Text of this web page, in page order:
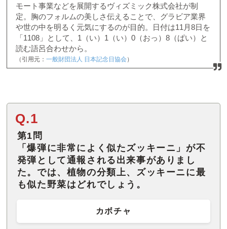
モート事業などを展開するヴィズミック株式会社が制
定。胸のフォルムの美しさ伝えることで、グラビア業界
や世の中を明るく元気にするのが目的。日付は11月8日を
「1108」として、1（い）1（い）0（おっ）8（ぱい）と
読む語呂合わせから。
（引用元： 一般財団法人 日本記念日協会）
Q.1
第1問
「爆弾に非常によく似たズッキーニ」が不
発弾として通報される出来事がありまし
た。では、植物の分類上、ズッキーニに最
も似た野菜はどれでしょう。
カボチャ